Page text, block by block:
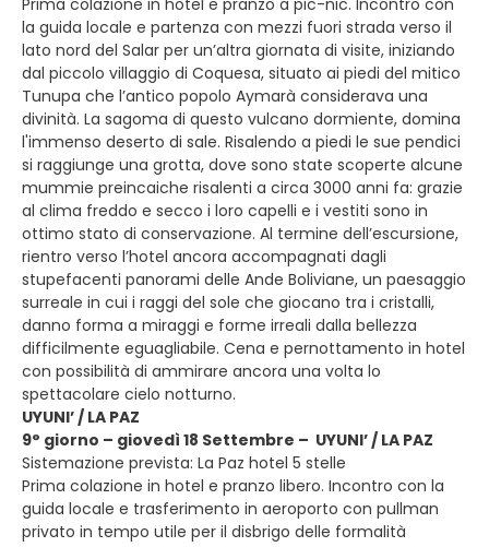
la guida locale e partenza con mezzi fuori strada verso il
lato nord del Salar per un’altra giornata di visite, iniziando
dal piccolo villaggio di Coquesa, situato ai piedi del mitico
Tunupa che l’antico popolo Aymarà considerava una
divinità. La sagoma di questo vulcano dormiente, domina
l'immenso deserto di sale. Risalendo a piedi le sue pendici
si raggiunge una grotta, dove sono state scoperte alcune
mummie preincaiche risalenti a circa 3000 anni fa: grazie
al clima freddo e secco i loro capelli e i vestiti sono in
ottimo stato di conservazione. Al termine dell’escursione,
rientro verso l’hotel ancora accompagnati dagli
stupefacenti panorami delle Ande Boliviane, un paesaggio
surreale in cui i raggi del sole che giocano tra i cristalli,
danno forma a miraggi e forme irreali dalla bellezza
difficilmente eguagliabile. Cena e pernottamento in hotel
con possibilità di ammirare ancora una volta lo
spettacolare cielo notturno.
UYUNI’ / LA PAZ
9° giorno – giovedì 18 Settembre – UYUNI’ / LA PAZ
Sistemazione prevista: La Paz hotel 5 stelle
Prima colazione in hotel e pranzo libero. Incontro con la
guida locale e trasferimento in aeroporto con pullman
privato in tempo utile per il disbrigo delle formalità